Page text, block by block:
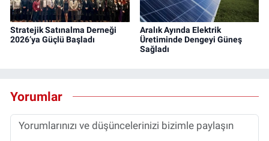
Stratejik Satınalma Derneği
2026’ya Güçlü Başladı
Aralık Ayında Elektrik
Üretiminde Dengeyi Güneş
Sağladı
Yorumlar